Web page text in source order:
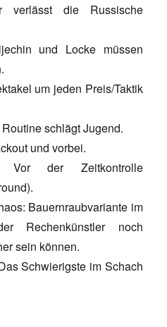
verlässt die Russische
und Locke müssen
um jeden Preis/Taktik
schlägt Jugend.
und vorbei.
Vor der Zeitkontrolle
Bauernraubvariante im
Rechenkünstler noch
sein können.
Schwierigste im Schach